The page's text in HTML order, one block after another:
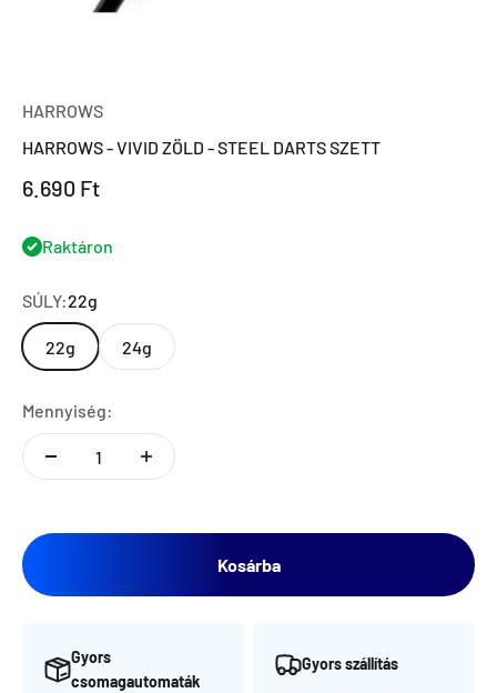
HARROWS
HARROWS - VIVID ZÖLD - STEEL DARTS SZETT
Eladási ár
6.690 Ft
Raktáron
SÚLY:22g
22g 24g
Mennyiség:
Kosárba
Gyors
csomagautomaták
Gyors szállítás